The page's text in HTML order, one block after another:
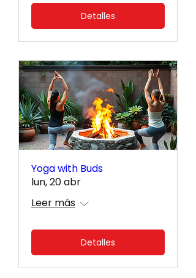
Detalles
Yoga with Buds
lun, 20 abr
Leer más
Detalles